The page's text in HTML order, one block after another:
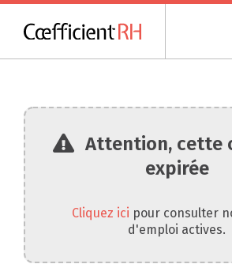
Attention, cette
expirée
Cliquez ici pour consulter
d'emploi actives.